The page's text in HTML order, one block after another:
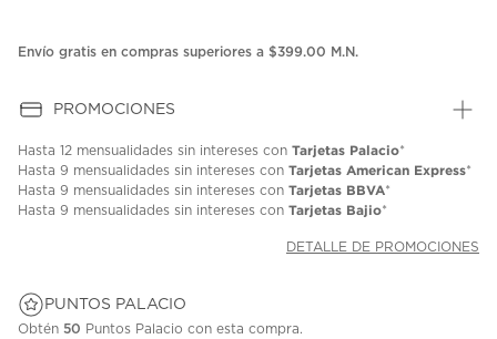
Envío gratis en compras superiores a $399.00 M.N.
PROMOCIONES
Hasta 12 mensualidades sin intereses con Tarjetas Palacio*
Hasta 9 mensualidades sin intereses con Tarjetas American Express*
Hasta 9 mensualidades sin intereses con Tarjetas BBVA*
Hasta 9 mensualidades sin intereses con Tarjetas Bajio*
DETALLE DE PROMOCIONES
PUNTOS PALACIO
Obtén 50 Puntos Palacio con esta compra.